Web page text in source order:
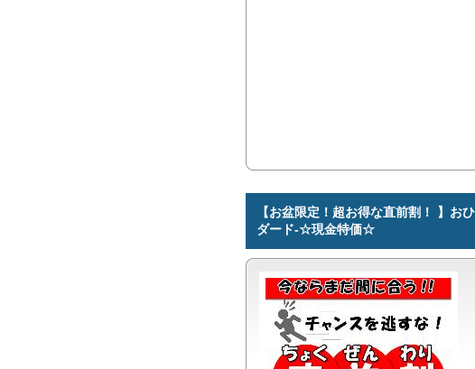
【お盆限定！超お得な直前割！ 】
ダード-☆現金特価☆